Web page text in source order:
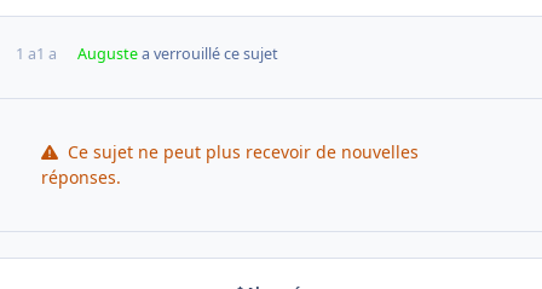
1 a1 a Augustea verrouillé ce sujet
Ce sujet ne peut plus recevoir de nouvelles
réponses.